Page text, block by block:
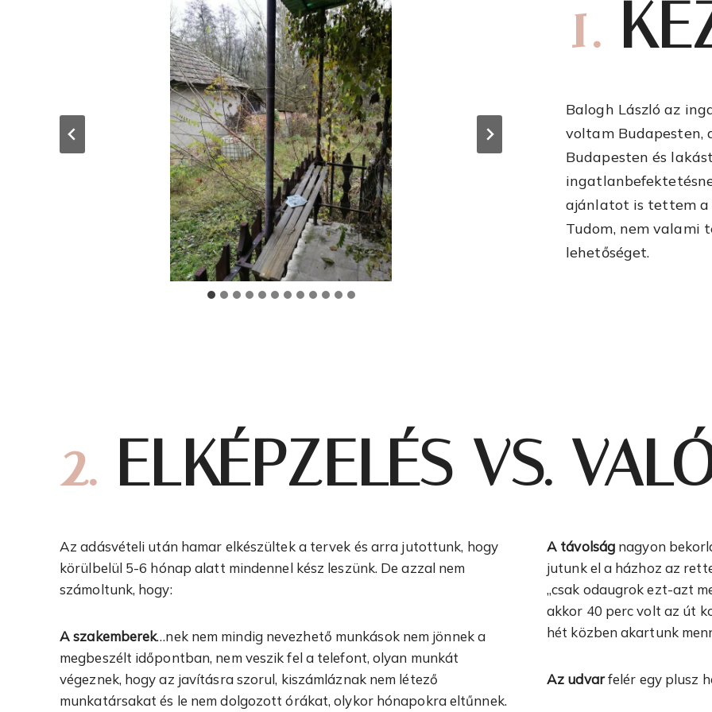
1.
Balogh László az
voltam Budapesten,
Budapesten és
ajánlatot is tettem a
Tudom, nem valami
lehetőséget.
2.ELKÉPZELÉS VS.
Az adásvételi után hamar elkészültek a tervek és arra jutottunk, hogy
körülbelül 5-6 hónap alatt mindennel kész leszünk. De azzal nem
számoltunk, hogy:
A szakemberek…nek nem mindig nevezhető munkások nem jönnek a
megbeszélt időpontban, nem veszik fel a telefont, olyan munkát
végeznek, hogy az javításra szorul, kiszámláznak nem létező
munkatársakat és le nem dolgozott órákat, olykor hónapokra eltűnnek.
A távolság nagyon
jutunk el a házhoz az
„csak odaugrok ezt-azt
akkor 40 perc volt az út
hét közben akartunk
Az udvarfelér egy plusz